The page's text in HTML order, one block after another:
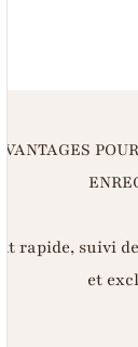
AVANTAGES
rapide, suivi
et